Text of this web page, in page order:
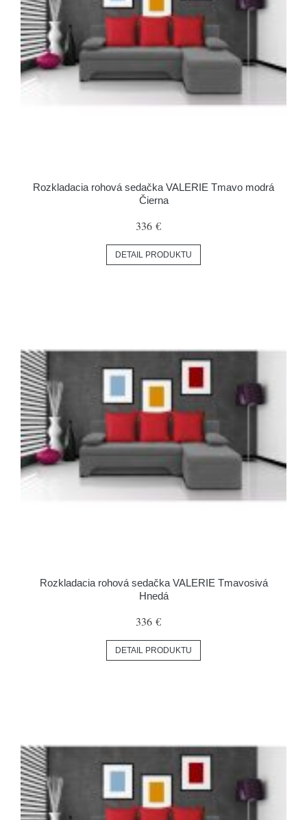
Rozkladacia rohová sedačka VALERIE Tmavo modrá
Čierna
336 €
DETAIL PRODUKTU
Rozkladacia rohová sedačka VALERIE Tmavosivá
Hnedá
336 €
DETAIL PRODUKTU